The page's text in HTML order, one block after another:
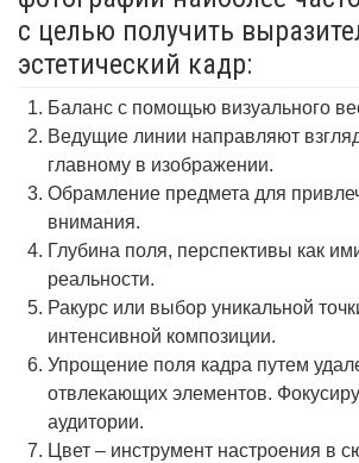
с целью получить
эстетический кадр:
Баланс с помощью визуального
Ведущие линии направляют
главному в изображении.
Обрамление предмета для
внимания.
Глубина поля, перспективы как
реальности.
Ракурс или выбор уникальной
интенсивной композиции.
Упрощение поля кадра путем
отвлекающих элементов.
аудитории.
Цвет – инструмент настроения в